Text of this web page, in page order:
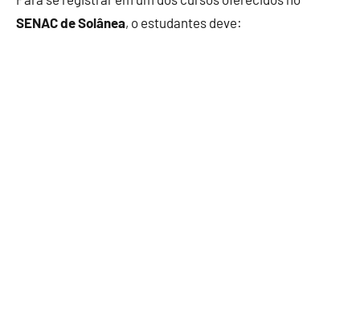
SENAC de Solânea, o estudantes deve: